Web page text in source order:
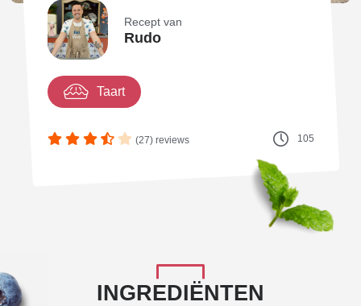
Recept van
Rudo
Taart
(27) reviews 105
INGREDIËNTEN